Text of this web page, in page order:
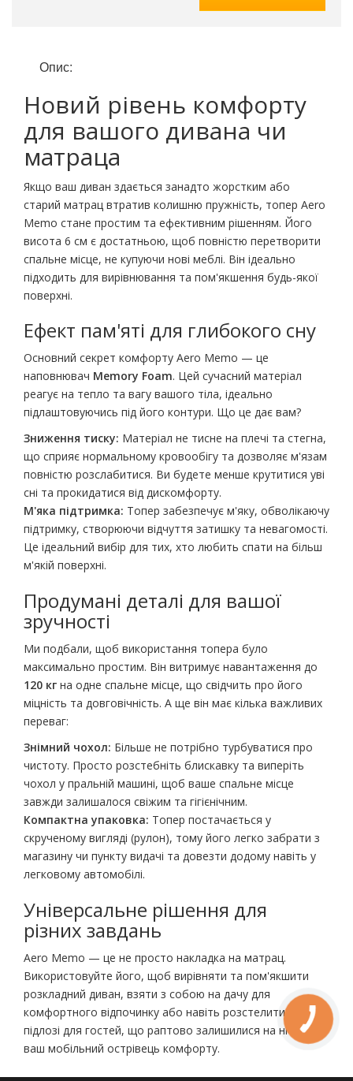
Опис:
Новий рівень комфорту
для вашого дивана чи
матраца
Якщо ваш диван здається занадто жорстким або
старий матрац втратив колишню пружність, топер Aero
Memo стане простим та ефективним рішенням. Його
висота 6 см є достатньою, щоб повністю перетворити
спальне місце, не купуючи нові меблі. Він ідеально
підходить для вирівнювання та пом'якшення будь-якої
поверхні.
Ефект пам'яті для глибокого сну
Основний секрет комфорту Aero Memo — це
наповнювач Memory Foam. Цей сучасний матеріал
реагує на тепло та вагу вашого тіла, ідеально
підлаштовуючись під його контури. Що це дає вам?
Зниження тиску: Матеріал не тисне на плечі та стегна,
що сприяє нормальному кровообігу та дозволяє м'язам
повністю розслабитися. Ви будете менше крутитися уві
сні та прокидатися від дискомфорту.
М'яка підтримка: Топер забезпечує м'яку, обволікаючу
підтримку, створюючи відчуття затишку та невагомості.
Це ідеальний вибір для тих, хто любить спати на більш
м'якій поверхні.
Продумані деталі для вашої
зручності
Ми подбали, щоб використання топера було
максимально простим. Він витримує навантаження до
120 кг на одне спальне місце, що свідчить про його
міцність та довговічність. А ще він має кілька важливих
переваг:
Знімний чохол: Більше не потрібно турбуватися про
чистоту. Просто розстебніть блискавку та виперіть
чохол у пральній машині, щоб ваше спальне місце
завжди залишалося свіжим та гігієнічним.
Компактна упаковка: Топер постачається у
скрученому вигляді (рулон), тому його легко забрати з
магазину чи пункту видачі та довезти додому навіть у
легковому автомобілі.
Універсальне рішення для
різних завдань
Aero Memo — це не просто накладка на матрац.
Використовуйте його, щоб вирівняти та пом'якшити
розкладний диван, взяти з собою на дачу для
комфортного відпочинку або навіть розстелити на
підлозі для гостей, що раптово залишилися на ніч. Це
ваш мобільний острівець комфорту.